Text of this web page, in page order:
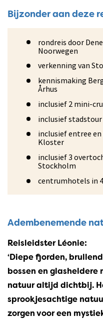
Bijzonder aan deze
rondreis door
Noorwegen
verkenning van
kennismaking
Århus
inclusief 2 mini-
inclusief
inclusief entree
Kloster
inclusief 3
Stockholm
centrumhotels in
Adembenemende
Reisleidster Léonie:
‘Diepe fjorden,
bossen en glasheldere
natuur altijd dichtbij.
sprookjesachtige
zorgen voor een